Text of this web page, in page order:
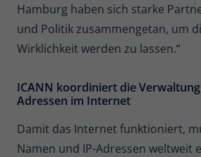
Hamburg haben sich starke
und Politik zusammengetan, um
Wirklichkeit werden zu lassen.“
ICANN koordiniert die
Adressen im Internet
Damit das Internet funktioniert,
Namen und IP-Adressen weltweit